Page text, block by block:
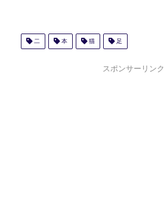
二 本 猫 足
スポンサーリンク